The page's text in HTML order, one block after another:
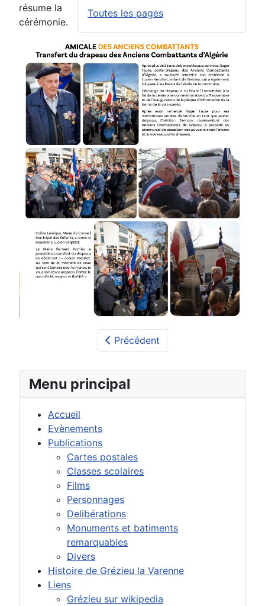
Menu principal
Accueil
Evènements
Publications
Cartes postales
Classes scolaires
Films
Personnages
Delibérations
Monuments et batiments
remarquables
Divers
Histoire de Grézieu la Varenne
Liens
Grézieu sur wikipedia
Toutes les pages
résume la
cérémonie.
Précédent